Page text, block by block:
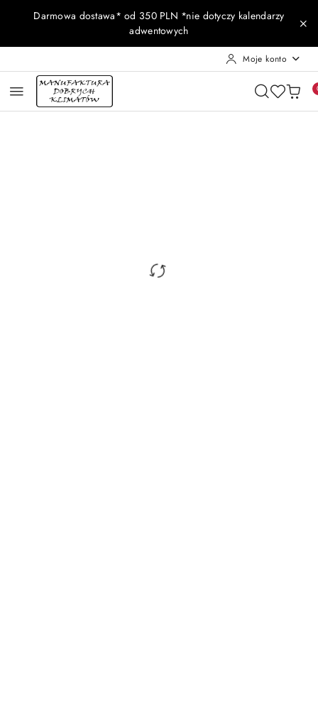
Przejdź do treści głównej
Przejdź do wyszukiwarki
Przejdź do moje konto
Przejdź do menu głównego
Przejdź do opisu produktu
Przejdź do stopki
Darmowa dostawa* od 350 PLN *nie dotyczy kalendarzy
adwentowych
Moje konto